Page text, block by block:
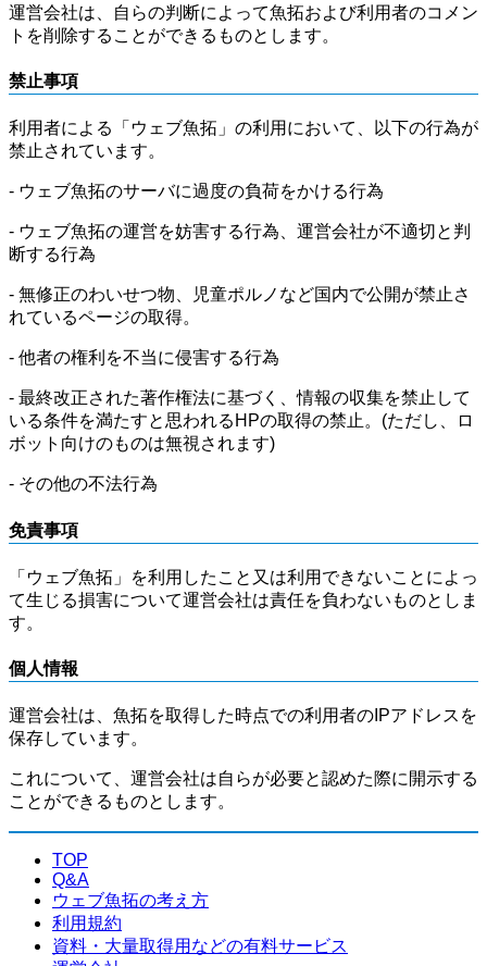
運営会社は、自らの判断によって魚拓および利用者のコメン
トを削除することができるものとします。
禁止事項
利用者による「ウェブ魚拓」の利用において、以下の行為が
禁止されています。
- ウェブ魚拓のサーバに過度の負荷をかける行為
- ウェブ魚拓の運営を妨害する行為、運営会社が不適切と判
断する行為
- 無修正のわいせつ物、児童ポルノなど国内で公開が禁止さ
れているページの取得。
- 他者の権利を不当に侵害する行為
- 最終改正された著作権法に基づく、情報の収集を禁止して
いる条件を満たすと思われるHPの取得の禁止。(ただし、ロ
ボット向けのものは無視されます)
- その他の不法行為
免責事項
「ウェブ魚拓」を利用したこと又は利用できないことによっ
て生じる損害について運営会社は責任を負わないものとしま
す。
個人情報
運営会社は、魚拓を取得した時点での利用者のIPアドレスを
保存しています。
これについて、運営会社は自らが必要と認めた際に開示する
ことができるものとします。
TOP
Q&A
ウェブ魚拓の考え方
利用規約
資料・大量取得用などの有料サービス